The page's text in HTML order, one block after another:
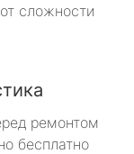
сложности
ремонтом
бесплатно